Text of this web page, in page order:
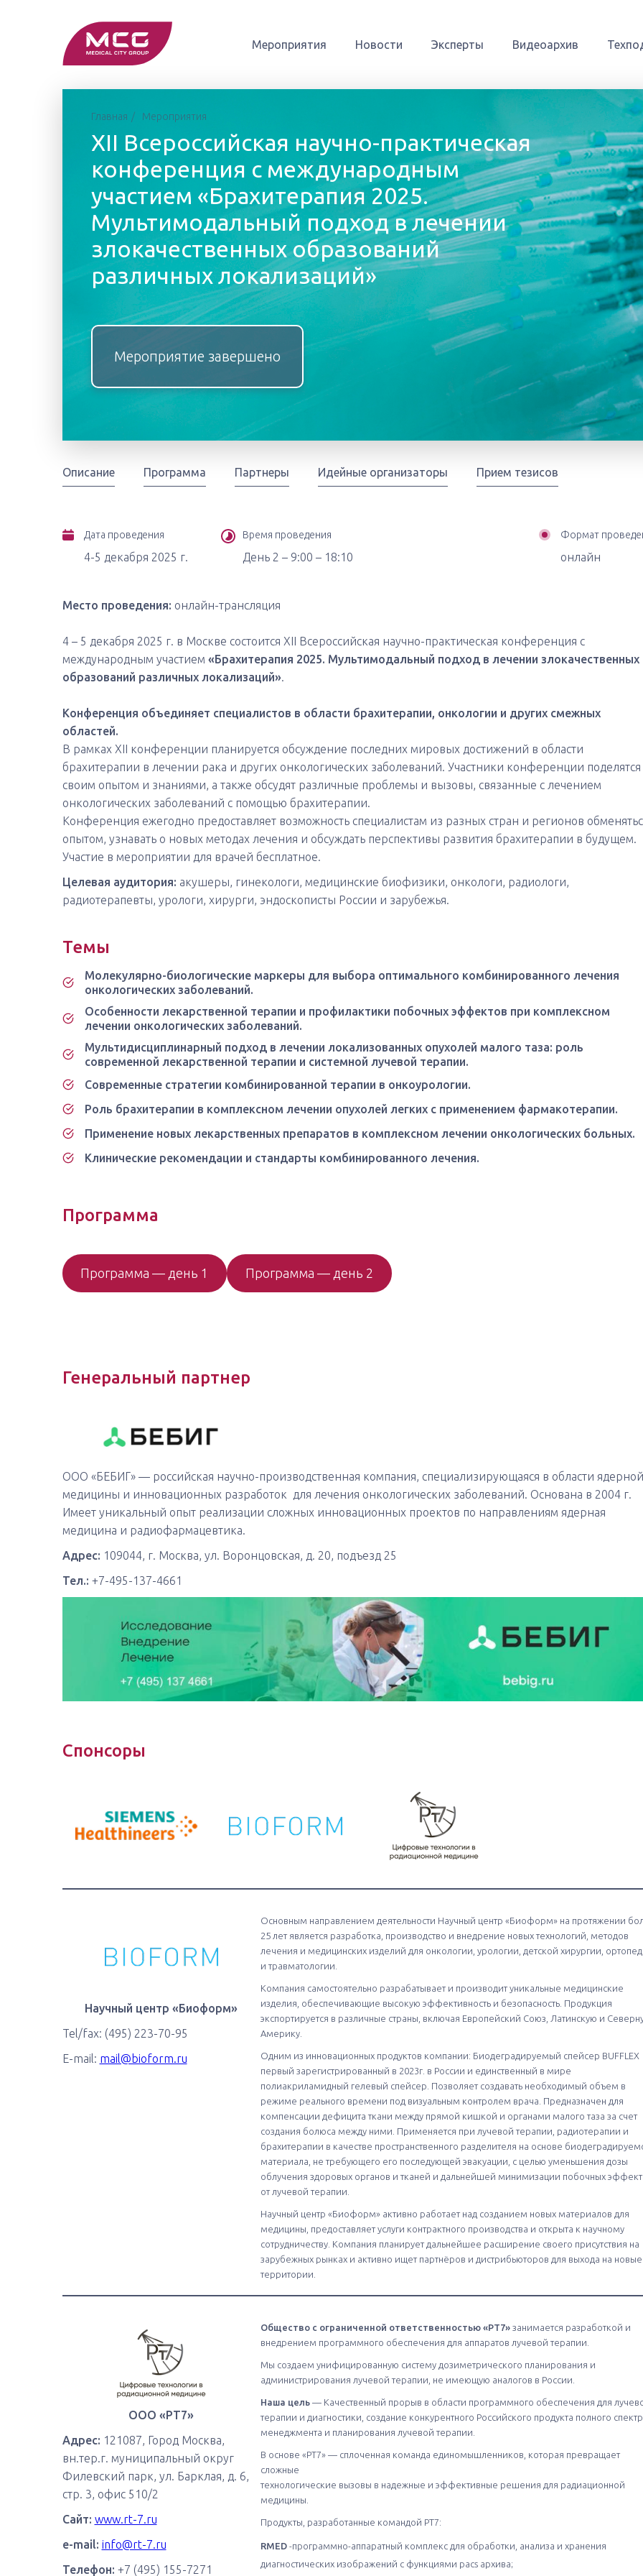
Мероприятия Новости Эксперты Видеоархив
Главная Мероприятия
XII Всероссийская научно-практическая
конференция c международным
участием «Брахитерапия 2025.
Мультимодальный подход в лечении
злокачественных образований
различных локализаций»
Мероприятие завершено
Описание Программа Партнеры Идейные организаторы Прием тезисов
Дата проведения
4-5 декабря 2025 г.
Время проведения
День 2 – 9:00 – 18:10
Формат
онлайн
Место проведения: онлайн-трансляция
4 – 5 декабря 2025 г. в Москве состоится XII Всероссийская научно-практическая конференция c
международным участием «Брахитерапия 2025. Мультимодальный подход в лечении злокачественных
образований различных локализаций».
Конференция объединяет специалистов в области брахитерапии, онкологии и других смежных
областей.
В рамках XII конференции планируется обсуждение последних мировых достижений в области
брахитерапии в лечении рака и других онкологических заболеваний. Участники конференции поделятся
своим опытом и знаниями, а также обсудят различные проблемы и вызовы, связанные с лечением
онкологических заболеваний с помощью брахитерапии.
Конференция ежегодно предоставляет возможность специалистам из разных стран и регионов
опытом, узнавать о новых методах лечения и обсуждать перспективы развития брахитерапии в будущем.
Участие в мероприятии для врачей бесплатное.
Целевая аудитория: акушеры, гинекологи, медицинские биофизики, онкологи, радиологи,
радиотерапевты, урологи, хирурги, эндоскописты России и зарубежья.
Темы
Молекулярно-биологические маркеры для выбора оптимального комбинированного лечения
онкологических заболеваний.
Особенности лекарственной терапии и профилактики побочных эффектов при комплексном
лечении онкологических заболеваний.
Мультидисциплинарный подход в лечении локализованных опухолей малого таза: роль
современной лекарственной терапии и системной лучевой терапии.
Современные стратегии комбинированной терапии в онкоурологии.
Роль брахитерапии в комплексном лечении опухолей легких с применением фармакотерапии.
Применение новых лекарственных препаратов в комплексном лечении онкологических больных.
Клинические рекомендации и стандарты комбинированного лечения.
Программа
Программа — день 1 Программа — день 2
Генеральный партнер
ООО «БЕБИГ» — российская научно-производственная компания, специализирующаяся в области ядерной
медицины и инновационных разработок для лечения онкологических заболеваний. Основана в 2004 г.
Имеет уникальный опыт реализации сложных инновационных проектов по направлениям ядерная
медицина и радиофармацевтика.
Адрес: 109044, г. Москва, ул. Воронцовская, д. 20, подъезд 25
Тел.: +7-495-137-4661
Спонсоры
Научный центр «Биоформ»
Tel/fax: (495) 223-70-95
E-mail: mail@bioform.ru
Основным направлением деятельности Научный центр «Биоформ» на протяжении
25 лет является разработка, производство и внедрение новых технологий, методов
лечения и медицинских изделий для онкологии, урологии, детской хирургии,
и травматологии.
Компания самостоятельно разрабатывает и производит уникальные медицинские
изделия, обеспечивающие высокую эффективность и безопасность. Продукция
экспортируется в различные страны, включая Европейский Союз, Латинскую и
Америку.
Одним из инновационных продуктов компании: Биодеградируемый спейсер BUFFLEX
первый зарегистрированный в 2023г. в России и единственный в мире
полиакриламидный гелевый спейсер. Позволяет создавать необходимый объем в
режиме реального времени под визуальным контролем врача. Предназначен для
компенсации дефицита ткани между прямой кишкой и органами малого таза за счет
создания болюса между ними. Применяется при лучевой терапии, радиотерапии и
брахитерапии в качестве пространственного разделителя на основе
материала, не требующего его последующей эвакуации, с целью уменьшения дозы
облучения здоровых органов и тканей и дальнейшей минимизации побочных
от лучевой терапии.
Научный центр «Биоформ» активно работает над созданием новых материалов для
медицины, предоставляет услуги контрактного производства и открыта к научному
сотрудничеству. Компания планирует дальнейшее расширение своего присутствия на
зарубежных рынках и активно ищет партнёров и дистрибьюторов для выхода на новые
территории.
ООО «РТ7»
Адрес: 121087, Город Москва,
вн.тер.г. муниципальный округ
Филевский парк, ул. Барклая, д. 6,
стр. 3, офис 510/2
Сайт: www.rt-7.ru
e-mail: info@rt-7.ru
Телефон: +7 (495) 155-7271
Общество с ограниченной ответственностью «РТ7» занимается разработкой и
внедрением программного обеспечения для аппаратов лучевой терапии.
Мы создаем унифицированную систему дозиметрического планирования и
администрирования лучевой терапии, не имеющую аналогов в России.
Наша цель — Качественный прорыв в области программного обеспечения для
терапии и диагностики, создание конкурентного Российского продукта полного
менеджмента и планирования лучевой терапии.
В основе «РТ7» — сплоченная команда единомышленников, которая превращает
сложные
технологические вызовы в надежные и эффективные решения для радиационной
медицины.
Продукты, разработанные командой РТ7:
RMED-программно-аппаратный комплекс для обработки, анализа и хранения
диагностических изображений с функциями pacs архива;